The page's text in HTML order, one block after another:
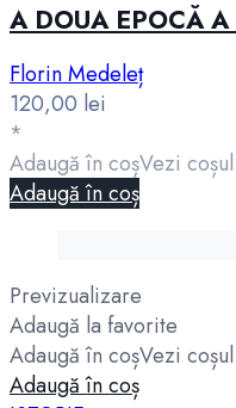
A DOUA EPOCĂ
Florin Medeleț
120,00 lei
*
Adaugă în coșVezi coșul
Adaugă în coș
Previzualizare
Adaugă la favorite
Adaugă în coșVezi coșul
Adaugă în coș